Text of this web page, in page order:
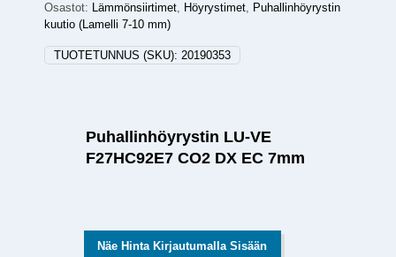
Osastot: Lämmönsiirtimet, Höyrystimet, Puhallinhöyrystin
kuutio (Lamelli 7-10 mm)
TUOTETUNNUS (SKU): 20190353
Puhallinhöyrystin LU-VE
F27HC92E7 CO2 DX EC 7mm
Näe Hinta Kirjautumalla Sisään